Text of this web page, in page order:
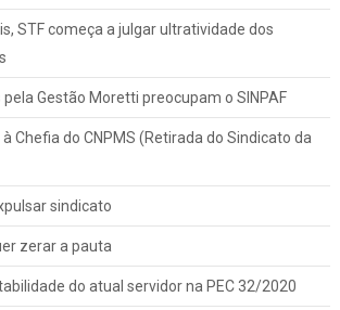
STF começa a julgar ultratividade dos
Gestão Moretti preocupam o SINPAF
Chefia do CNPMS (Retirada do Sindicato da
sindicato
zerar a pauta
do atual servidor na PEC 32/2020